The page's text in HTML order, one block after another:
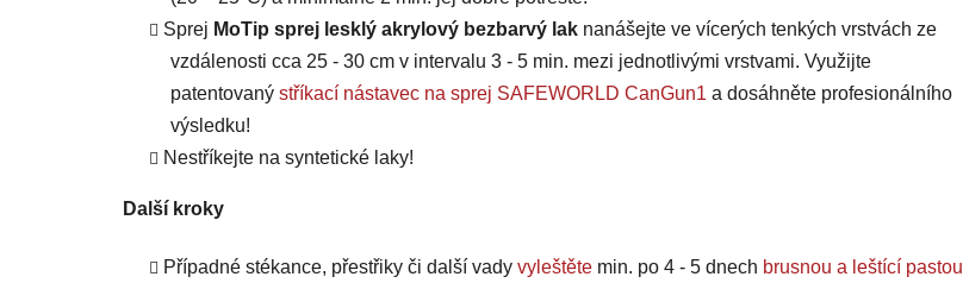
Sprej MoTip sprej lesklý akrylový bezbarvý lak nanášejte ve vícerých tenkých vrstvách ze
vzdálenosti cca 25 - 30 cm v intervalu 3 - 5 min. mezi jednotlivými vrstvami. Využijte
patentovaný stříkací nástavec na sprej SAFEWORLD CanGun1 a dosáhněte profesionálního
výsledku!
Nestříkejte na syntetické laky!
Další kroky
Případné stékance, přestřiky či další vady vyleštěte min. po 4 - 5 dnech brusnou a leštící pastou